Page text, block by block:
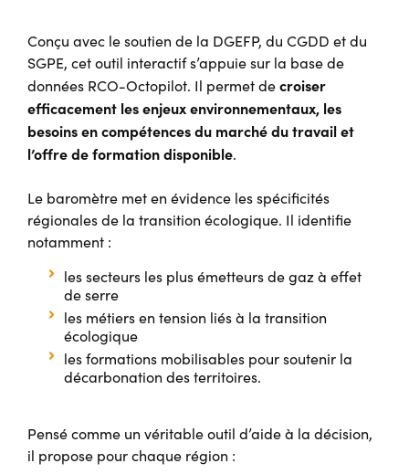
Conçu avec le soutien de la DGEFP, du CGDD et du
SGPE, cet outil interactif s’appuie sur la base de
données RCO-Octopilot. Il permet decroiser
efficacement les enjeux environnementaux, les
besoins en compétences du marché du travail et
l’offre de formation disponible.
Le baromètre met en évidence les spécificités
régionales de la transition écologique. Il identifie
notamment :
les secteurs les plus émetteurs de gaz à effet
de serre
les métiers en tension liés à la transition
écologique
les formations mobilisables pour soutenir la
décarbonation des territoires.
Pensé comme un véritable outil d’aide à la décision,
il propose pour chaque région :